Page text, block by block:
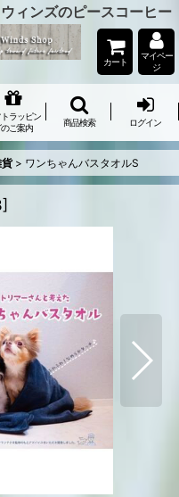
ィンズのピースコーヒー
カート
マイペー
ジ
ラッピン
のご案内
商品検索 ログイン
貨 > ワンちゃんバスタオルS
]